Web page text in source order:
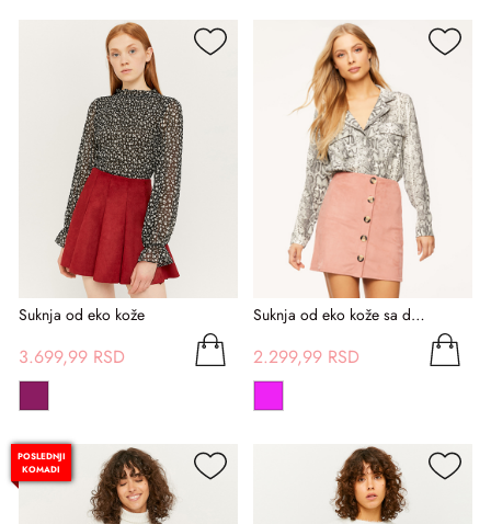
Suknja od eko kože
3.699,99 RSD
Suknja od eko kože sa dugmićima
2.299,99 RSD
POSLEDNJI
KOMADI